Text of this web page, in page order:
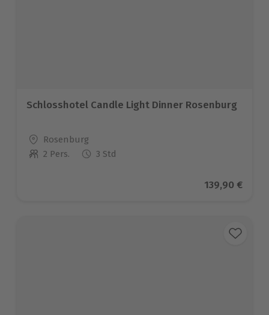
Schlosshotel Candle Light Dinner Rosenburg
Standort
Rosenburg
Anzahl der Teilnehmer
2 Pers. 3 Std
Aktueller
139,90 €